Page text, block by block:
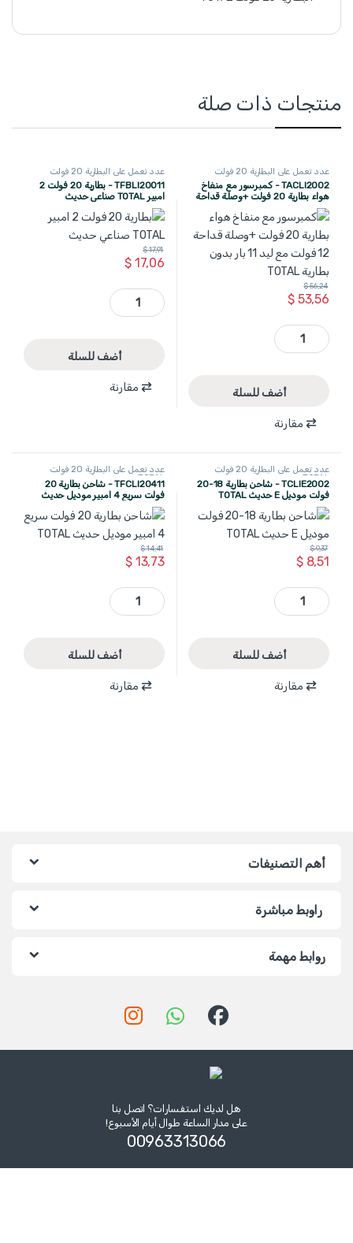
منتجات ذات صلة
عدد تعمل على البطارية 20 فولت
TOTAL
TACLI2002 - كمبرسور مع منفاخ
هواء بطارية 20 فولت +وصلة قداحة
TOTAL
$53,56
$56,24
TACLI2002 - كمبرسور مع منفاخ هواء بطارية 20 فولت +وصلة قداحة 12 فولت مع ليد 11 بار بدون بطارية TOTAL quantity
أضف للسلة
مقارنة
عدد تعمل على البطارية 20 فولت
TOTAL
TFBLI20011 - بطارية 20 فولت 2
امبير TOTAL صناعي حديث
$17,06
$17,91
TFBLI20011 - بطارية 20 فولت 2 امبير TOTAL صناعي حديث quantity
أضف للسلة
مقارنة
عدد تعمل على البطارية 20 فولت
TOTAL
TCLIE2002 - شاحن بطارية 18-20
فولت موديل E حديث TOTAL
$8,51
$9,37
TCLIE2002 - شاحن بطارية 18-20 فولت موديل E حديث TOTAL quantity
أضف للسلة
مقارنة
عدد تعمل على البطارية 20 فولت
TOTAL
TFCLI20411 - شاحن بطارية 20
فولت سريع 4 امبير موديل حديث
TOTAL
$13,73
$14,41
TFCLI20411 - شاحن بطارية 20 فولت سريع 4 امبير موديل حديث TOTAL quantity
أضف للسلة
مقارنة
أهم التصنيفات
راوبط مباشرة
روابط مهمة
هل لديك استفسارات؟ اتصل بنا
على مدار الساعة طوال أيام الأسبوع!
00963313066‏